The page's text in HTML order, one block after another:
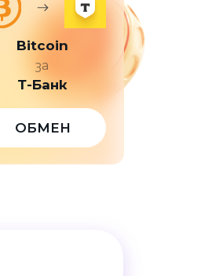
Bitcoin
за
Т-Банк
ОБМЕН